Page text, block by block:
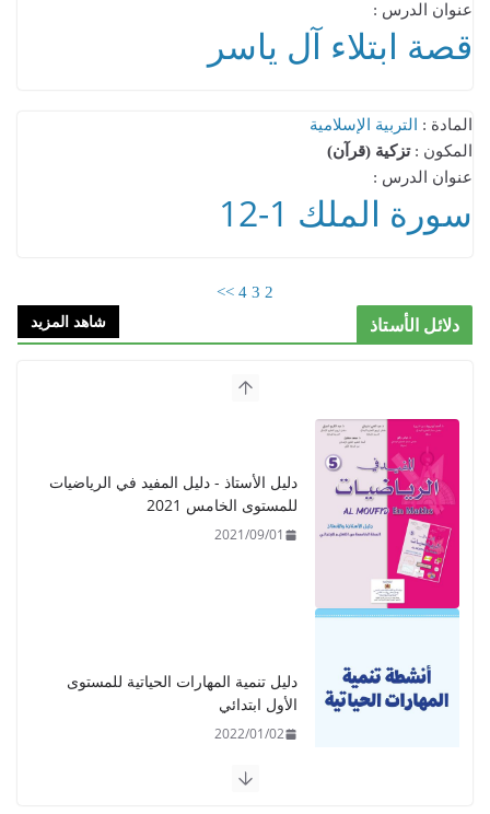
عنوان الدرس :
قصة ابتلاء آل ياسر
المادة :
التربية الإسلامية
المكون :تزكية (قرآن)
عنوان الدرس :
سورة الملك 1-12
2
3
4
>>
دلائل الأستاذ شاهد المزيد
دليل الأستاذ - دليل المفيد في الرياضيات
للمستوى الخامس 2021
2021/09/01
دليل تنمية المهارات الحياتية للمستوى
الأول ابتدائي
2022/01/02